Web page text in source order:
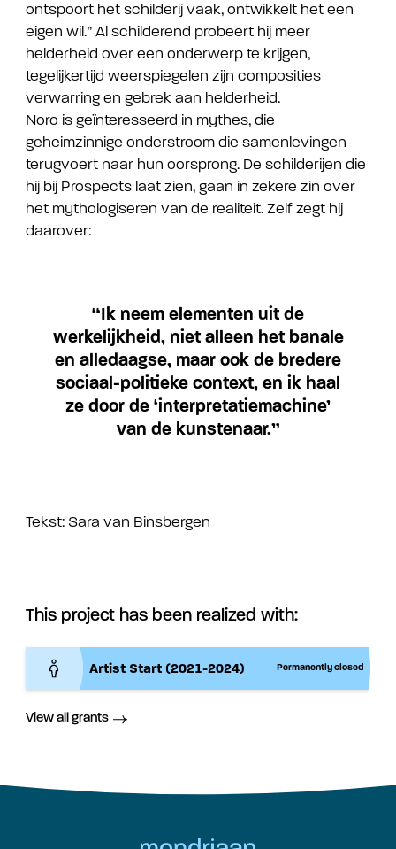
ontspoort het schilderij vaak, ontwikkelt het een
eigen wil.” Al schilderend probeert hij meer
helderheid over een onderwerp te krijgen,
tegelijkertijd weerspiegelen zijn composities
verwarring en gebrek aan helderheid.
Noro is geïnteresseerd in mythes, die
geheimzinnige onderstroom die samenlevingen
terugvoert naar hun oorsprong. De schilderijen die
hij bij Prospects laat zien, gaan in zekere zin over
het mythologiseren van de realiteit. Zelf zegt hij
daarover:
“Ik neem elementen uit de
werkelijkheid, niet alleen het banale
en alledaagse, maar ook de bredere
sociaal-politieke context, en ik haal
ze door de ‘interpretatiemachine’
van de kunstenaar.”
Tekst: Sara van Binsbergen
This project has been realized with:
Artist Start (2021-2024) Permanently closed
View all grants